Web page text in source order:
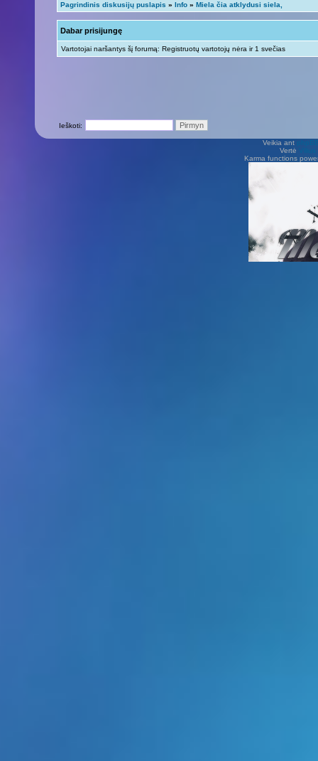
Pagrindinis diskusijų puslapis » Info » Miela čia atklydusi siela,
Dabar prisijungę
Vartotojai naršantys šį forumą: Registruotų vartotojų nėra ir 1 svečias
Ieškoti:
Veikia ant
Vertė Vilius
Karma functions